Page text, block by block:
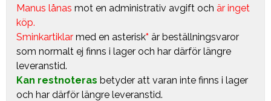
Manus lånas mot en administrativ avgift och är inget
köp.
Sminkartiklar med en asterisk* är beställningsvaror
som normalt ej finns i lager och har därför längre
leveranstid.
Kan restnoteras betyder att varan inte finns i lager
och har därför längre leveranstid.